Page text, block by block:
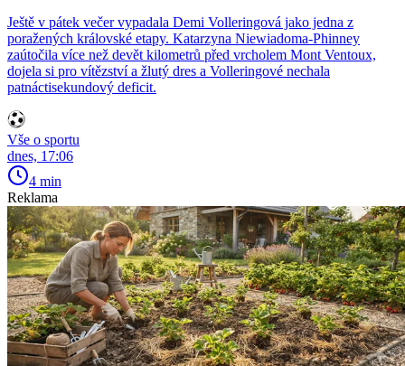
Ještě v pátek večer vypadala Demi Volleringová jako jedna z
poražených královské etapy. Katarzyna Niewiadoma-Phinney
zaútočila více než devět kilometrů před vrcholem Mont Ventoux,
dojela si pro vítězství a žlutý dres a Volleringové nechala
patnáctisekundový deficit.
Vše o sportu
dnes, 17:06
4 min
Reklama